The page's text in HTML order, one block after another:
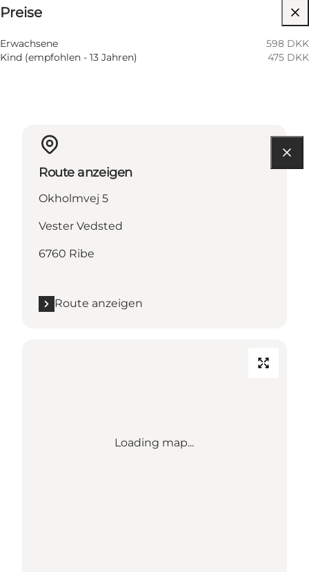
Preise
Erwachsene
598 DKK
Kind (empfohlen - 13 Jahren)
475 DKK
Route anzeigen
Okholmvej 5
Vester Vedsted
6760 Ribe
Route anzeigen
Loading map...